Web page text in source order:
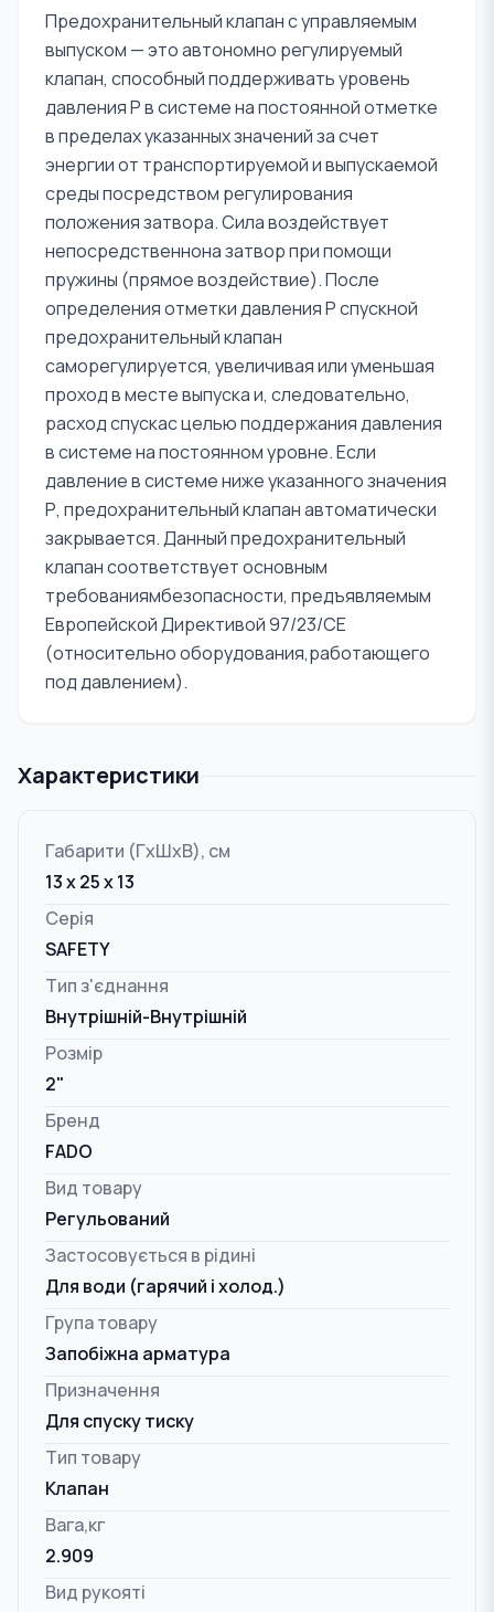
Предохранительный клапан с управляемым
выпуском — это автономно регулируемый
клапан, способный поддерживать уровень
давления P в системе на постоянной отметке
в пределах указанных значений за счет
энергии от транспортируемой и выпускаемой
среды посредством регулирования
положения затвора. Сила воздействует
непосредственнона затвор при помощи
пружины (прямое воздействие). После
определения отметки давления Р спускной
предохранительный клапан
саморегулируется, увеличивая или уменьшая
проход в месте выпуска и, следовательно,
расход спускас целью поддержания давления
в системе на постоянном уровне. Если
давление в системе ниже указанного значения
Р, предохранительный клапан автоматически
закрывается. Данный предохранительный
клапан соответствуeт основным
требованиямбезопасности, предъявляемым
Европейской Директивой 97/23/CE
(относительно оборудования,работающего
под давлением).
Характеристики
Габарити (ГxШxВ), см
13 x 25 x 13
Серія
SAFETY
Тип з'єднання
Внутрішній-Внутрішній
Розмір
2"
Бренд
FADO
Вид товару
Регульований
Застосовується в рідині
Для води (гарячий і холод.)
Група товару
Запобіжна арматура
Призначення
Для спуску тиску
Тип товару
Клапан
Вага,кг
2.909
Вид рукояті